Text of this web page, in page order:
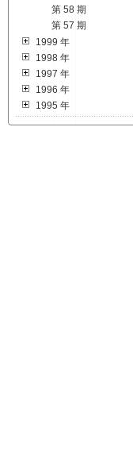
第 58 期
第 57 期
1999 年
1998 年
1997 年
1996 年
1995 年